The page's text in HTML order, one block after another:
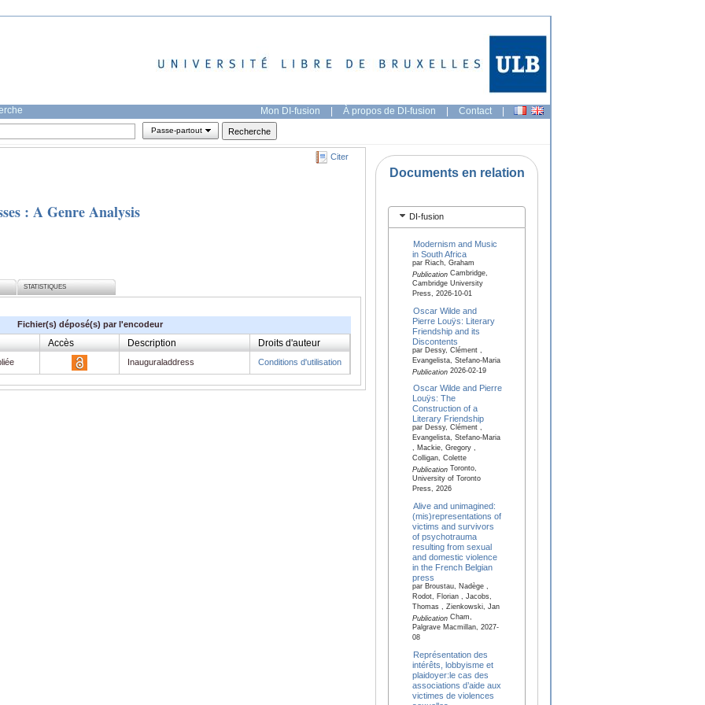
Mon DI-fusion | À propos de DI-fusion | Contact |
Passe-partout
Citer
: A Genre Analysis
STATISTIQUES
Fichier(s) déposé(s) par l'encodeur
Accès Description Droits d'auteur
Inauguraladdress Conditions d'utilisation
Documents en relation
DI-fusion
Modernism and Music
in South Africa
par Riach, Graham
PublicationCambridge,
Cambridge University
Press, 2026-10-01
Oscar Wilde and
Pierre Louÿs: Literary
Friendship and its
Discontents
par Dessy, Clément ,
Evangelista, Stefano-Maria
Publication2026-02-19
Oscar Wilde and Pierre
Louÿs: The
Construction of a
Literary Friendship
par Dessy, Clément ,
Evangelista, Stefano-Maria
, Mackie, Gregory ,
Colligan, Colette
PublicationToronto,
University of Toronto
Press, 2026
Alive and unimagined:
(mis)representations of
victims and survivors
of psychotrauma
resulting from sexual
and domestic violence
in the French Belgian
press
par Broustau, Nadège ,
Rodot, Florian , Jacobs,
Thomas , Zienkowski, Jan
PublicationCham,
Palgrave Macmillan, 2027-
08
Représentation des
intérêts, lobbyisme et
plaidoyer:le cas des
associations d’aide aux
victimes de violences